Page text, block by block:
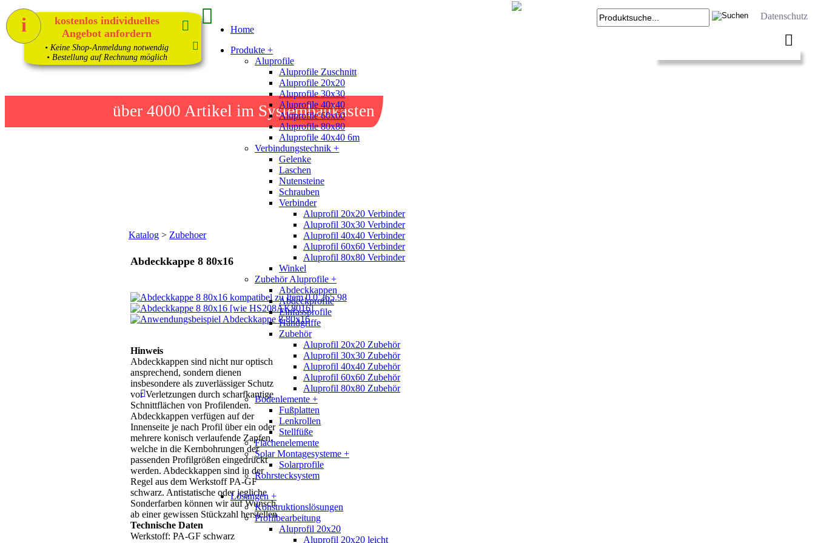
über 4000 Artikel im Systembaukasten
Datenschutz
Home
Produkte +
Aluprofile
Aluprofile Zuschnitt
Aluprofile 20x20
Aluprofile 30x30
Aluprofile 40x40
Aluprofile 60x60
Aluprofile 80x80
Aluprofile 40x40 6m
Verbindungstechnik +
Gelenke
Laschen
Nutensteine
Schrauben
Verbinder
Aluprofil 20x20 Verbinder
Aluprofil 30x30 Verbinder
Aluprofil 40x40 Verbinder
Aluprofil 60x60 Verbinder
Aluprofil 80x80 Verbinder
Winkel
Zubehör Aluprofile +
Abdeckkappen
Abdeckprofile
Einfassprofile
Handgriffe
Zubehör
Aluprofil 20x20 Zubehör
Aluprofil 30x30 Zubehör
Aluprofil 40x40 Zubehör
Aluprofil 60x60 Zubehör
Aluprofil 80x80 Zubehör
Bodenlemente +
Fußplatten
Lenkrollen
Stellfüße
Flächenelemente
Solar Montagesysteme +
Solarprofile
Rohrstecksystem
Lösungen +
Konstruktionslösungen
Profilbearbeitung
Aluprofil 20x20
Aluprofil 20x20 leicht
Katalog > Zubehoer
Abdeckkappe 8 80x16
Hinweis
Abdeckkappen sind nicht nur optisch
ansprechend, sondern dienen
insbesondere als zuverlässiger Schutz
vor Verletzungen durch scharfkantige
Schnittflächen von Profilenden.
Abdeckkappen verfügen auf der
Innenseite je nach Profil über ein oder
mehrere konisch verlaufende Zapfen,
welche in die Kernbohrungen der
passenden Profilgrößen eingedrückt
werden. Abdeckkappen sind in der
Regel aus dem Werkstoff PA-GF
schwarz. Antistatische oder jegliche
Sonderfarben können wir auf Wunsch
ab einer gewissen Stückzahl herstellen
Technische Daten
Werkstoff: PA-GF schwarz
kostenlos individuelles
Angebot anfordern
1
• Keine Shop-Anmeldung notwendig
• Bestellung auf Rechnung möglich
i